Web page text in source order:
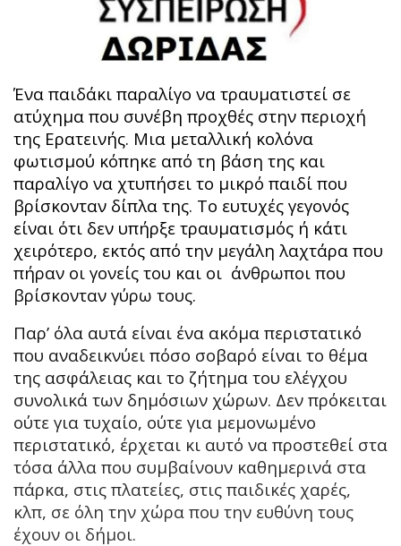
Ένα παιδάκι παραλίγο να τραυματιστεί σε
ατύχημα που συνέβη προχθές στην περιοχή
της Ερατεινής. Μια μεταλλική κολόνα
φωτισμού κόπηκε από τη βάση της και
παραλίγο να χτυπήσει το μικρό παιδί που
βρίσκονταν δίπλα της. Το ευτυχές γεγονός
είναι ότι δεν υπήρξε τραυματισμός ή κάτι
χειρότερο, εκτός από την μεγάλη λαχτάρα που
πήραν οι γονείς του και οι άνθρωποι που
βρίσκονταν γύρω τους.
Παρ’ όλα αυτά είναι ένα ακόμα περιστατικό
που αναδεικνύει πόσο σοβαρό είναι το θέμα
της ασφάλειας και το ζήτημα του ελέγχου
συνολικά των δημόσιων χώρων. Δεν πρόκειται
ούτε για τυχαίο, ούτε για μεμονωμένο
περιστατικό, έρχεται κι αυτό να προστεθεί στα
τόσα άλλα που συμβαίνουν καθημερινά στα
πάρκα, στις πλατείες, στις παιδικές χαρές,
κλπ, σε όλη την χώρα που την ευθύνη τους
έχουν οι δήμοι.